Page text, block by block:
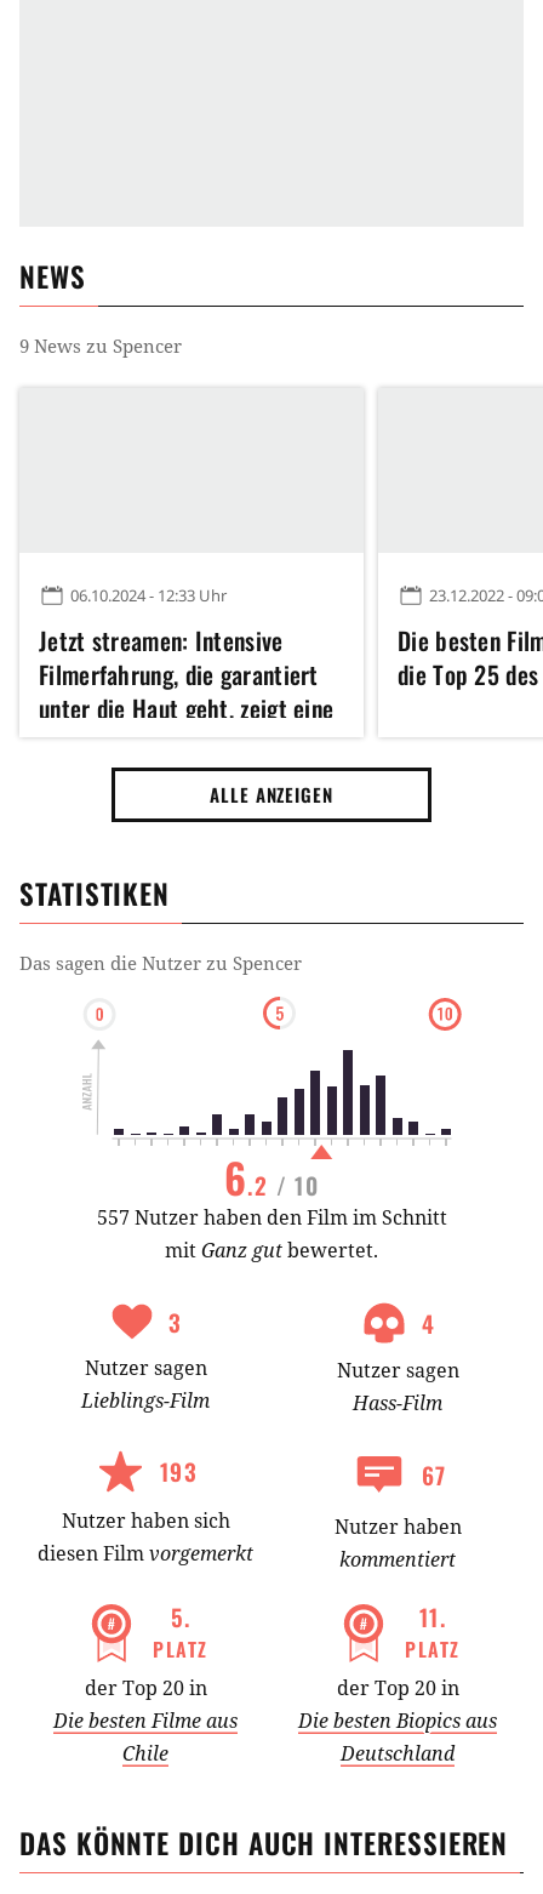
NEWS
9 News zu Spencer
06.10.2024 - 12:33 Uhr
Jetzt streamen: Intensive
Filmerfahrung, die garantiert
unter die Haut geht, zeigt eine
der berühmtesten
Persönlichkeiten in neuem
23.12.2022 -
Die besten
die Top 25
ALLE ANZEIGEN
STATISTIKEN
Das sagen die Nutzer zu Spencer
6.2 / 10
557 Nutzer haben den Film im Schnitt
mitGanz gutbewertet.
3
Nutzersagen
Lieblings-Film
4
Nutzersagen
Hass-Film
193
Nutzerhabensich
diesen Filmvorgemerkt
67
Nutzer haben
kommentiert
5.
PLATZ
der Top 20 in
Die besten Filme aus
Chile
11.
PLATZ
der Top 20 in
Die besten Biopics aus
Deutschland
DAS KÖNNTE DICH AUCH INTERESSIEREN